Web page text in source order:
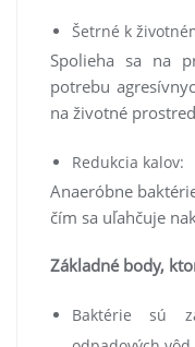
Šetrné k
Spolieha sa na
potrebu
na životné
Redukcia kalov:
Anaeróbne
čím sa uľahčuje
Základné body,
Baktérie sú